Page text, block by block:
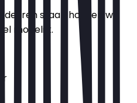
staat, houden we
mogelijk.